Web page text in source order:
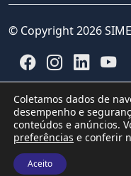
© Copyright 2026
Coletamos dados de
desempenho e
conteúdos e anúncios.
preferências e conferir
Aceito